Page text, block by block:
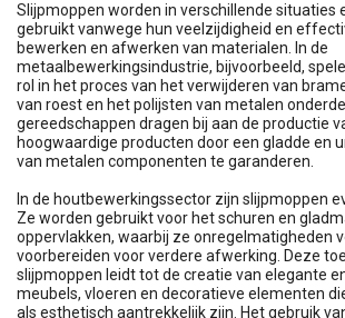
Slijpmoppen worden in verschillende situaties
gebruikt vanwege hun veelzijdigheid en
bewerken en afwerken van materialen. In de
metaalbewerkingsindustrie, bijvoorbeeld,
rol in het proces van het verwijderen van
van roest en het polijsten van metalen
gereedschappen dragen bij aan de productie
hoogwaardige producten door een gladde en
van metalen componenten te garanderen.
In de houtbewerkingssector zijn slijpmoppen
Ze worden gebruikt voor het schuren en
oppervlakken, waarbij ze onregelmatigheden
voorbereiden voor verdere afwerking. Deze
slijpmoppen leidt tot de creatie van elegante
meubels, vloeren en decoratieve elementen
als esthetisch aantrekkelijk zijn. Het gebruik